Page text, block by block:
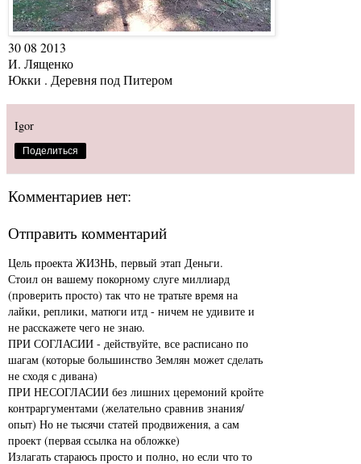
30 08 2013
И. Лященко
Юкки . Деревня под Питером
Igor
Поделиться
Комментариев нет:
Отправить комментарий
Цель проекта ЖИЗНЬ, первый этап Деньги.
Стоил он вашему покорному слуге миллиард
(проверить просто) так что не тратьте время на
лайки, реплики, матюги итд - ничем не удивите и
не расскажете чего не знаю.
ПРИ СОГЛАСИИ - действуйте, все расписано по
шагам (которые большинство Землян может сделать
не сходя с дивана)
ПРИ НЕСОГЛАСИИ без лишних церемоний кройте
контраргументами (желательно сравнив знания/
опыт) Но не тысячи статей продвижения, а сам
проект (первая ссылка на обложке)
Излагать стараюсь просто и полно, но если что то